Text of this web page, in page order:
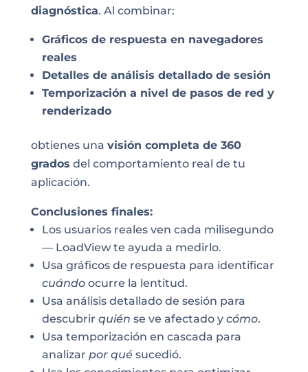
diagnóstica. Al combinar:
Gráficos de respuesta en navegadores
reales
Detalles de análisis detallado de sesión
Temporización a nivel de pasos de red y
renderizado
obtienes una visión completa de 360
grados del comportamiento real de tu
aplicación.
Conclusiones finales:
Los usuarios reales ven cada milisegundo
— LoadView te ayuda a medirlo.
Usa gráficos de respuesta para identificar
cuándoocurre la lentitud.
Usa análisis detallado de sesión para
descubrir quién se ve afectado y cómo.
Usa temporización en cascada para
analizar por quésucedió.